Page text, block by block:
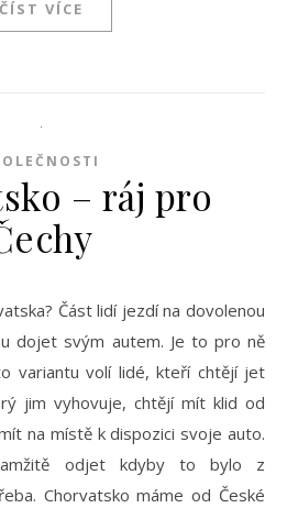
ČÍST VÍCE
– ráj pro
Část lidí jezdí na dovolenou
dojet svým autem. Je to pro ně
variantu volí lidé, kteří chtějí jet
jim vyhovuje, chtějí mít klid od
na místě k dispozici svoje auto.
odjet kdyby to bylo z
Chorvatsko máme od České